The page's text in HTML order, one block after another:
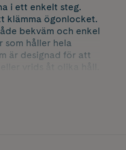
i ett enkelt steg.
klämma ögonlocket.
bekväm och enkel
som håller hela
är designad för att
vrids åt olika håll.